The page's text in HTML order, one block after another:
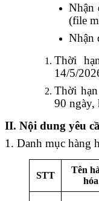
Nhận
(file
Nhận
Thời
14/5/
Thời
90 ngày,
II. Nội dung yêu
1. Danh mục hàng
STT
Tên
hóa